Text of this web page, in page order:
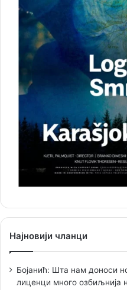
Најновији чланци
Бојанић: Шта нам доноси
лиценци много озбиљнија